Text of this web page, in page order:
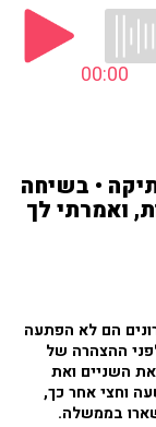
00:00
• בשיחה
ואמרתי לך
הם לא הפתעה
ההצהרה של
השניים ואת
וחצי אחר כך,
בממשלה.